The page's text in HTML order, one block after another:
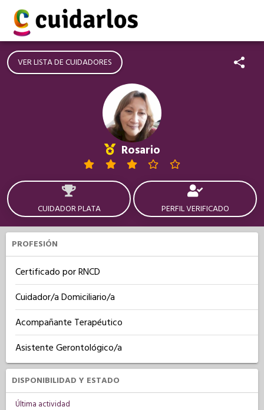
VER LISTA DE CUIDADORES
Rosario
CUIDADOR PLATA PERFIL VERIFICADO
PROFESIÓN
Certificado por RNCD
Cuidador/a Domiciliario/a
Acompañante Terapéutico
Asistente Gerontológico/a
DISPONIBILIDAD Y ESTADO
Última actividad